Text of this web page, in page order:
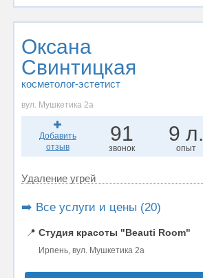
Оксана
Свинтицкая
косметолог-эстетист
вул. Мушкетика 2а
Добавить
отзыв
91
звонок
9 л.
опыт
Удаление угрей
➡️ Все услуги и цены (20)
📍 Студия красоты "Beauti Room"
Ирпень, вул. Мушкетика 2а